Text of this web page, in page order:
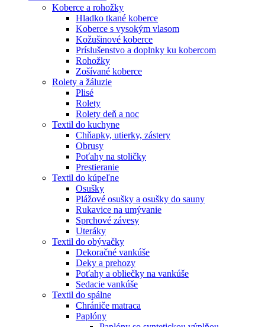
Koberce a rohožky
Hladko tkané koberce
Koberce s vysokým vlasom
Kožušinové koberce
Príslušenstvo a doplnky ku kobercom
Rohožky
Zošívané koberce
Rolety a žáluzie
Plisé
Rolety
Rolety deň a noc
Textil do kuchyne
Chňapky, utierky, zástery
Obrusy
Poťahy na stoličky
Prestieranie
Textil do kúpeľne
Osušky
Plážové osušky a osušky do sauny
Rukavice na umývanie
Sprchové závesy
Uteráky
Textil do obývačky
Dekoračné vankúše
Deky a prehozy
Poťahy a obliečky na vankúše
Sedacie vankúše
Textil do spálne
Chrániče matraca
Paplóny